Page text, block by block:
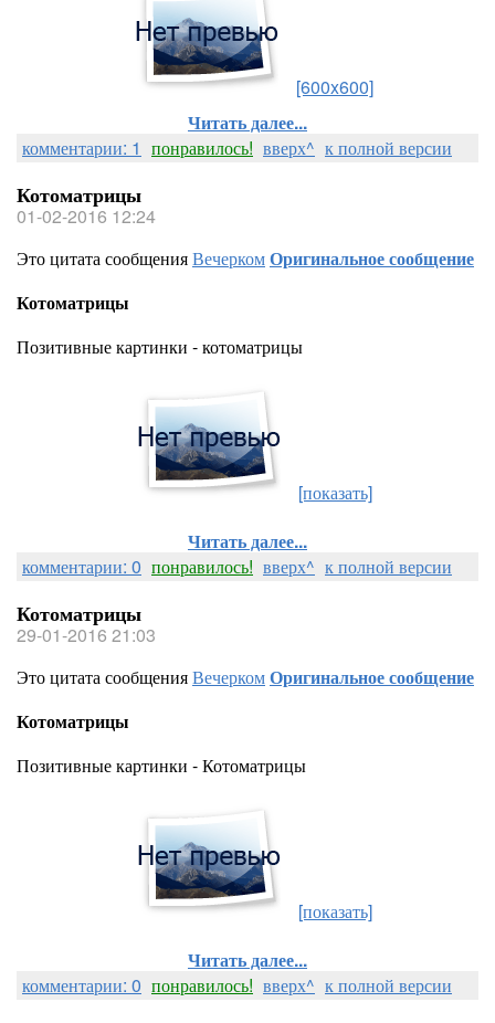
[600x600]
Читать далее...
комментарии: 1 понравилось! вверх^ к полной версии
Котоматрицы
01-02-2016 12:24
Это цитата сообщенияВечеркомОригинальное сообщение
Котоматрицы
Позитивные картинки - котоматрицы
[показать]
Читать далее...
комментарии: 0 понравилось! вверх^ к полной версии
Котоматрицы
29-01-2016 21:03
Это цитата сообщенияВечеркомОригинальное сообщение
Котоматрицы
Позитивные картинки - Котоматрицы
[показать]
Читать далее...
комментарии: 0 понравилось! вверх^ к полной версии